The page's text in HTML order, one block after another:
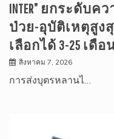
INTER” ยกระดับ
ป่วย-อุบัติเหตุสูง
เลือกได้ 3-25 เดือ
สิงหาคม 7, 2026
การส่งบุตรหลานไ…